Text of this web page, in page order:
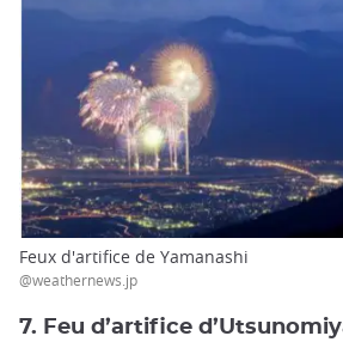
Feux d'artifice de Yamanashi
@weathernews.jp
7. Feu d’artifice